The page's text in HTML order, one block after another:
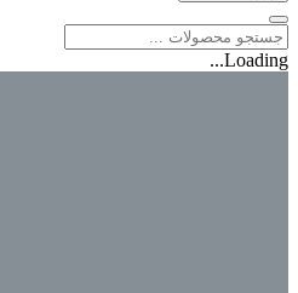
Loading...